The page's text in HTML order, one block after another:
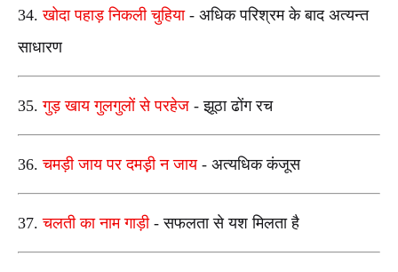
34.खोदा पहाड़ निकली चुहिया - अधिक परिश्रम के बाद अत्यन्त
साधारण
35.गुड़ खाय गुलगुलों से परहेज - झूठा ढोंग रच
36.चमड़ी जाय पर दमड़़ी न जाय - अत्यधिक कंजूस
37.चलती का नाम गाड़ी- सफलता से यश मिलता है